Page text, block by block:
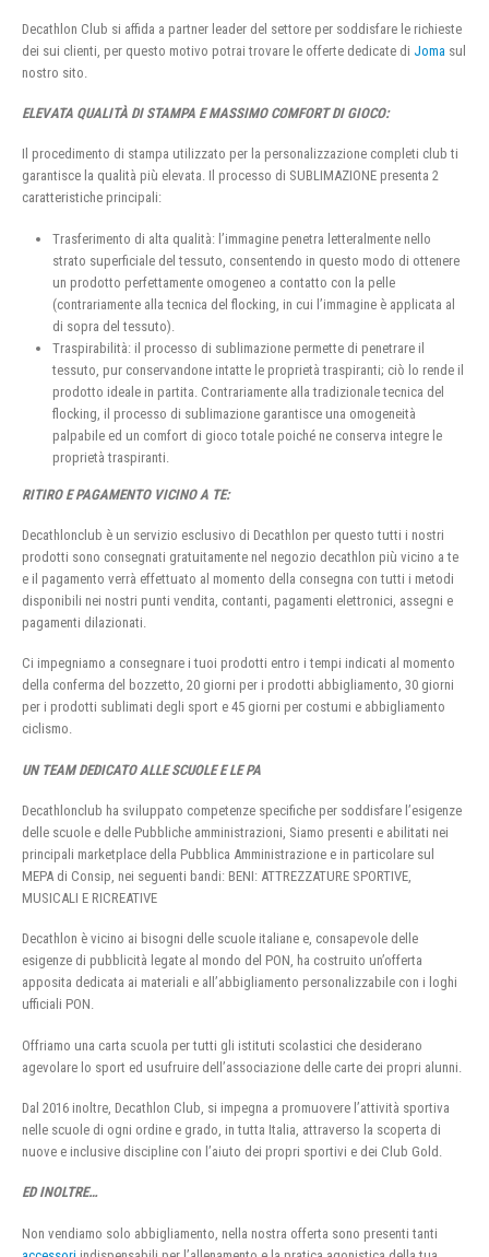
Decathlon Club si affida a partner leader del settore per soddisfare le richieste
dei sui clienti, per questo motivo potrai trovare le offerte dedicate di Joma sul
nostro sito.
ELEVATA QUALITÀ DI STAMPA E MASSIMO COMFORT DI GIOCO:
Il procedimento di stampa utilizzato per la personalizzazione completi club ti
garantisce la qualità più elevata. Il processo di SUBLIMAZIONE presenta 2
caratteristiche principali:
Trasferimento di alta qualità: l’immagine penetra letteralmente nello
strato superficiale del tessuto, consentendo in questo modo di ottenere
un prodotto perfettamente omogeneo a contatto con la pelle
(contrariamente alla tecnica del flocking, in cui l’immagine è applicata al
di sopra del tessuto).
Traspirabilità: il processo di sublimazione permette di penetrare il
tessuto, pur conservandone intatte le proprietà traspiranti; ciò lo rende il
prodotto ideale in partita. Contrariamente alla tradizionale tecnica del
flocking, il processo di sublimazione garantisce una omogeneità
palpabile ed un comfort di gioco totale poiché ne conserva integre le
proprietà traspiranti.
RITIRO E PAGAMENTO VICINO A TE:
Decathlonclub è un servizio esclusivo di Decathlon per questo tutti i nostri
prodotti sono consegnati gratuitamente nel negozio decathlon più vicino a te
e il pagamento verrà effettuato al momento della consegna con tutti i metodi
disponibili nei nostri punti vendita, contanti, pagamenti elettronici, assegni e
pagamenti dilazionati.
Ci impegniamo a consegnare i tuoi prodotti entro i tempi indicati al momento
della conferma del bozzetto, 20 giorni per i prodotti abbigliamento, 30 giorni
per i prodotti sublimati degli sport e 45 giorni per costumi e abbigliamento
ciclismo.
UN TEAM DEDICATO ALLE SCUOLE E LE PA
Decathlonclub ha sviluppato competenze specifiche per soddisfare l’esigenze
delle scuole e delle Pubbliche amministrazioni, Siamo presenti e abilitati nei
principali marketplace della Pubblica Amministrazione e in particolare sul
MEPA di Consip, nei seguenti bandi: BENI: ATTREZZATURE SPORTIVE,
MUSICALI E RICREATIVE
Decathlon è vicino ai bisogni delle scuole italiane e, consapevole delle
esigenze di pubblicità legate al mondo del PON, ha costruito un’offerta
apposita dedicata ai materiali e all’abbigliamento personalizzabile con i loghi
ufficiali PON.
Offriamo una carta scuola per tutti gli istituti scolastici che desiderano
agevolare lo sport ed usufruire dell’associazione delle carte dei propri alunni.
Dal 2016 inoltre, Decathlon Club, si impegna a promuovere l’attività sportiva
nelle scuole di ogni ordine e grado, in tutta Italia, attraverso la scoperta di
nuove e inclusive discipline con l’aiuto dei propri sportivi e dei Club Gold.
ED INOLTRE…
Non vendiamo solo abbigliamento, nella nostra offerta sono presenti tanti